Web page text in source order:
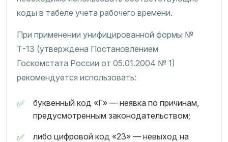
коды в табеле учета рабочего времени.
При применении унифицированной формы №
Т-13 (утверждена Постановлением
Госкомстата России от 05.01.2004 № 1)
рекомендуется использовать:
буквенный код «Г» — неявка по причинам,
предусмотренным законодательством;
либо цифровой код «23» — невыход на